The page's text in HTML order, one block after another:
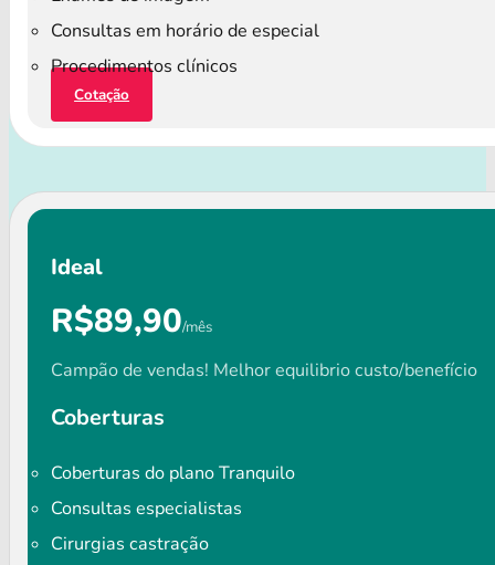
Consultas em horário de especial
Procedimentos clínicos
Cotação
Ideal
R$89,90/mês
Campão de vendas! Melhor equilibrio custo/benefício
Coberturas
Coberturas do plano Tranquilo
Consultas especialistas
Cirurgias castração